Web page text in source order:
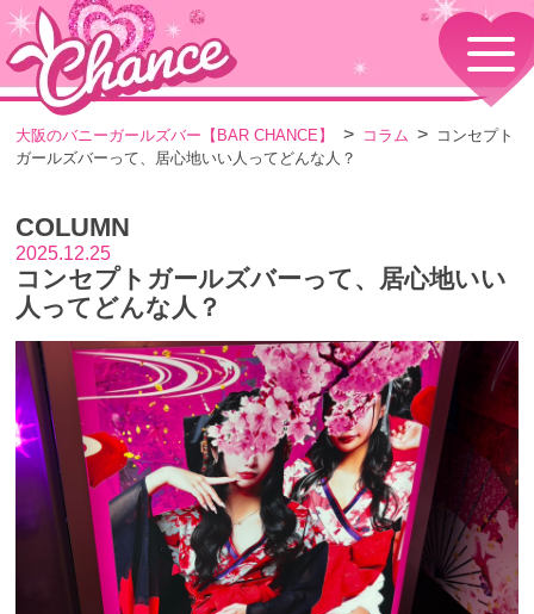
HOME
TOPページ
コンセプト
GIRLS
MENU
メニュー・料金
イベント情報
SHOP
店舗情報・よくある質問
VISITORS TO JAPAN
外国人観光客向け
RECRUIT
採用情報
大阪のバニーガールズバー【BAR CHANCE】 コラム
コンセプト
ガールズバーって、居心地いい人ってどんな人？
COLUMN
2025.12.25
コンセプトガールズバーって、居心地いい
人ってどんな人？